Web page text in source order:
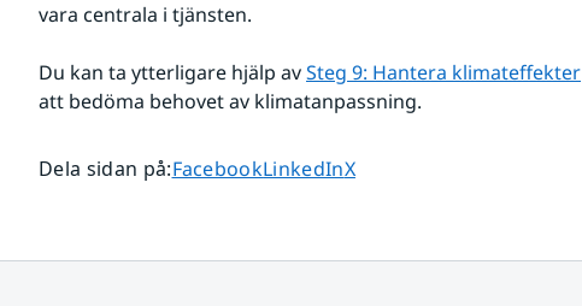
vara centrala i tjänsten.
Du kan ta ytterligare hjälp av Steg 9: Hantera klimateffekter
att bedöma behovet av klimatanpassning.
Dela sidan på:Dela sidan på
FacebookDela sidan på
LinkedInDela sidan på
X